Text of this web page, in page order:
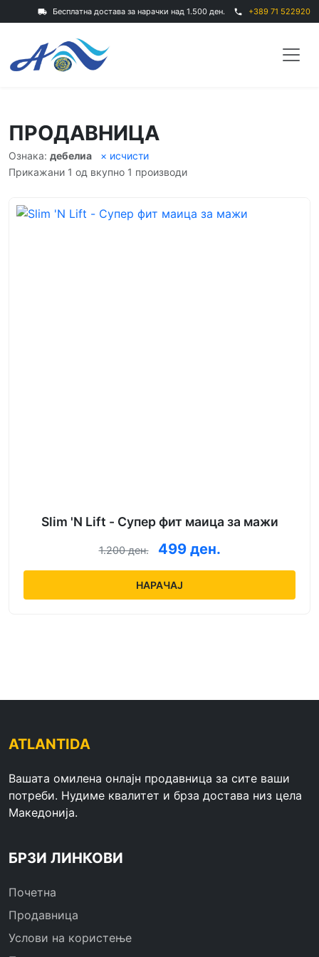
local_shipping Бесплатна достава за нарачки над 1.500 ден. phone +389 71 522920
ПРОДАВНИЦА
Ознака: дебелиа
× исчисти
Прикажани 1 од вкупно 1 производи
Slim 'N Lift - Супер фит маица за мажи
1.200 ден. 499 ден.
НАРАЧАЈ
ATLANTIDA
Вашата омилена онлајн продавница за сите ваши
потреби. Нудиме квалитет и брза достава низ цела
Македонија.
БРЗИ ЛИНКОВИ
Почетна
Продавница
Услови на користење